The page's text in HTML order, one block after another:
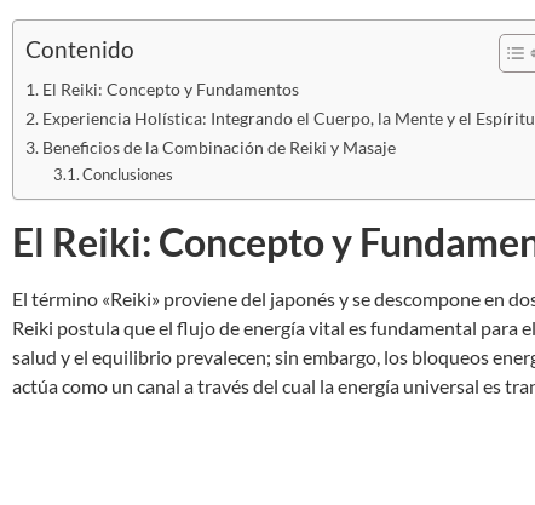
Contenido
El Reiki: Concepto y Fundamentos
Experiencia Holística: Integrando el Cuerpo, la Mente y el Espíritu
Beneficios de la Combinación de Reiki y Masaje
Conclusiones
El Reiki: Concepto y
El término «Reiki» proviene del japonés y se descompone en
Reiki postula que el flujo de energía vital es fundamental para
salud y el equilibrio prevalecen; sin embargo, los bloqueos
actúa como un canal a través del cual la energía universal es